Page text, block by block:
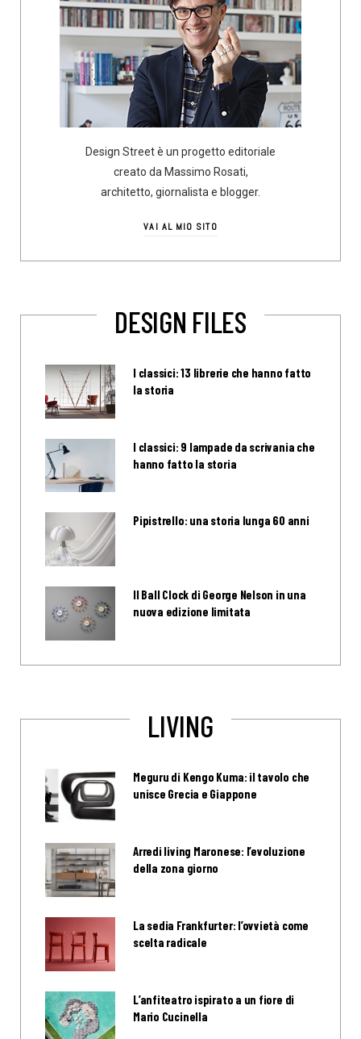
Design Street è un progetto editoriale
creato da Massimo Rosati,
architetto, giornalista e blogger.
VAI AL MIO SITO
DESIGN FILES
I classici: 13 librerie che hanno fatto
la storia
I classici: 9 lampade da scrivania che
hanno fatto la storia
Pipistrello: una storia lunga 60 anni
Il Ball Clock di George Nelson in una
nuova edizione limitata
LIVING
Meguru di Kengo Kuma: il tavolo che
unisce Grecia e Giappone
Arredi living Maronese: l’evoluzione
della zona giorno
La sedia Frankfurter: l’ovvietà come
scelta radicale
L’anfiteatro ispirato a un fiore di
Mario Cucinella